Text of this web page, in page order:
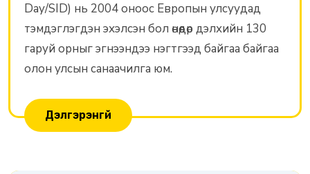
Day/SID) нь 2004 оноос Европын улсуудад
тэмдэглэгдэн эхэлсэн бол өнөөдөр дэлхийн 130
гаруй орныг эгнээндээ нэгтгээд байгаа байгаа
олон улсын санаачилга юм.
Дэлгэрэнгүй